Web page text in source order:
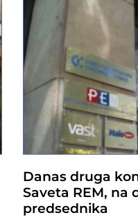
Danas druga
Saveta REM, na
predsednika